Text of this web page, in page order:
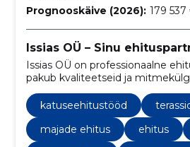
Prognooskäive (2026): 179
Issias OÜ – Sinu
Issias OÜ on professionaalne
pakub kvaliteetseid ja
ehitusteenuseid. Meil on
pühendumus kvaliteedile, mis
meie jaoks liiga väike.
katuseehitustööd
majade ehitus
ehitus